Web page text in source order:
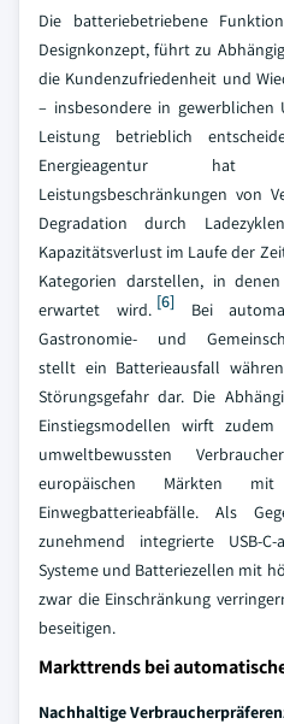
Die batteriebetriebene
Designkonzept, führt zu
die Kundenzufriedenheit und
– insbesondere in gewerblichen
Leistung betrieblich
Energieagentur hat
Leistungsbeschränkungen von
Degradation durch
Kapazitätsverlust im Laufe der
Kategorien darstellen, in
erwartet wird. [6]Bei
Gastronomie- und
stellt ein Batterieausfall
Störungsgefahr dar. Die
Einstiegsmodellen wirft zudem
umweltbewussten
europäischen Märkten
Einwegbatterieabfälle. Als
zunehmend integrierte USB-
Systeme und Batteriezellen mit
zwar die Einschränkung
beseitigen.
Markttrends bei
Nachhaltige